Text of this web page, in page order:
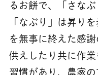
るお餅で、「さな
「なぶり」は昇り
を無事に終えた感
供えしたり共に作
習慣があり、農家